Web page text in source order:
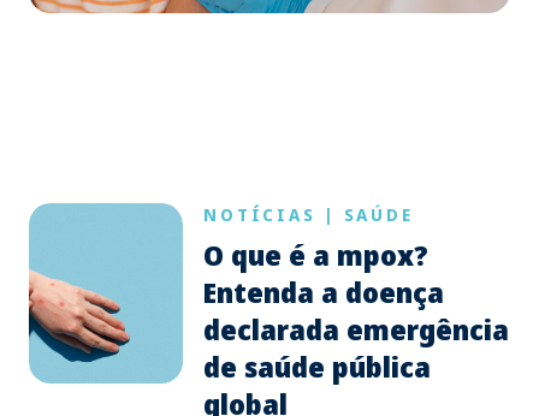
NOTÍCIAS | SAÚDE
O que é a mpox?
Entenda a doença
declarada emergência
de saúde pública
global